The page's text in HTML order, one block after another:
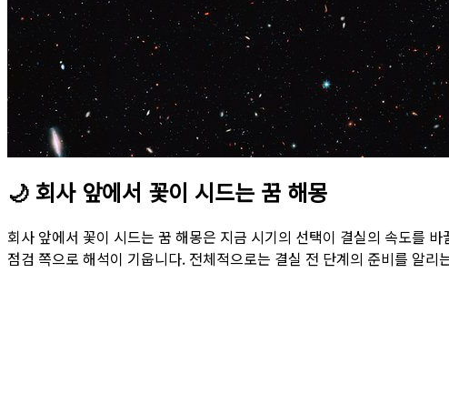
🌙 회사 앞에서 꽃이 시드는 꿈 해몽
회사 앞에서 꽃이 시드는 꿈 해몽은 지금 시기의 선택이 결실의 속도를
점검 쪽으로 해석이 기웁니다. 전체적으로는 결실 전 단계의 준비를 알리